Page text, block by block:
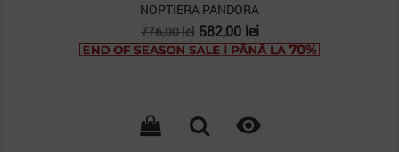
NOPTIERA PANDORA
Pret
de
776,00 lei Pret
582,00 lei
